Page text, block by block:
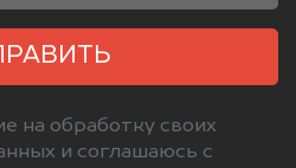
на обработку своих
и соглашаюсь с